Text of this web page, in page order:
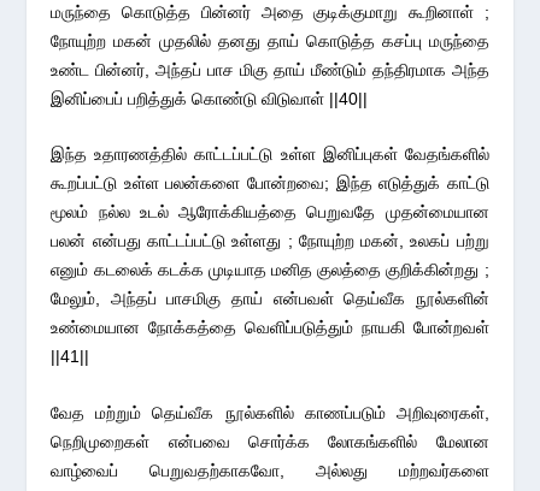
மருந்தை கொடுத்த பின்னர் அதை குடிக்குமாறு கூறினாள் ;
நோயுற்ற மகன் முதலில் தனது தாய் கொடுத்த கசப்பு மருந்தை
உண்ட பின்னர், அந்தப் பாச மிகு தாய் மீண்டும் தந்திரமாக அந்த
இனிப்பைப் பறித்துக் கொண்டு விடுவாள் ||40||
இந்த உதாரணத்தில் காட்டப்பட்டு உள்ள இனிப்புகள் வேதங்களில்
கூறப்பட்டு உள்ள பலன்களை போன்றவை; இந்த எடுத்துக் காட்டு
மூலம் நல்ல உடல் ஆரோக்கியத்தை பெறுவதே முதன்மையான
பலன் என்பது காட்டப்பட்டு உள்ளது ; நோயுற்ற மகன், உலகப் பற்று
எனும் கடலைக் கடக்க முடியாத மனித குலத்தை குறிக்கின்றது ;
மேலும், அந்தப் பாசமிகு தாய் என்பவள் தெய்வீக நூல்களின்
உண்மையான நோக்கத்தை வெளிப்படுத்தும் நாயகி போன்றவள்
||41||
வேத மற்றும் தெய்வீக நூல்களில் காணப்படும் அறிவுரைகள்,
நெறிமுறைகள் என்பவை சொர்க்க லோகங்களில் மேலான
வாழ்வைப் பெறுவதற்காகவோ, அல்லது மற்றவர்களை